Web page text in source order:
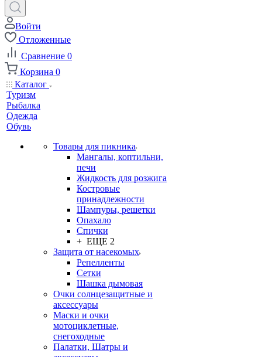
Войти
Отложенные
Сравнение 0
Корзина 0
Каталог
Туризм
Рыбалка
Одежда
Обувь
Товары для пикника
Мангалы, коптильни,
печи
Жидкость для розжига
Костровые
принадлежности
Шампуры, решетки
Опахало
Спички
+ ЕЩЕ 2
Защита от насекомых
Репелленты
Сетки
Шашка дымовая
Очки солнцезащитные и
аксессуары
Маски и очки
мотоциклетные,
снегоходные
Палатки, Шатры и